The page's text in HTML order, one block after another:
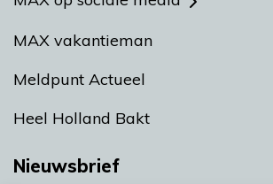
MAX vakantieman
Meldpunt Actueel
Heel Holland Bakt
Nieuwsbrief